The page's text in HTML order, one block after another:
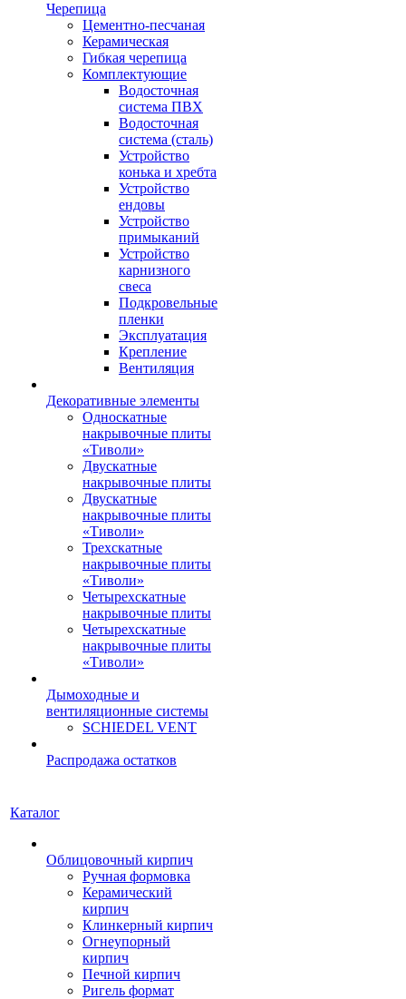
Черепица
Цементно-песчаная
Керамическая
Гибкая черепица
Комплектующие
Водосточная
система ПВХ
Водосточная
система (сталь)
Устройство
конька и хребта
Устройство
ендовы
Устройство
примыканий
Устройство
карнизного
свеса
Подкровельные
пленки
Эксплуатация
Крепление
Вентиляция
Декоративные элементы
Односкатные
накрывочные плиты
«Тиволи»
Двускатные
накрывочные плиты
Двускатные
накрывочные плиты
«Тиволи»
Трехскатные
накрывочные плиты
«Тиволи»
Четырехскатные
накрывочные плиты
Четырехскатные
накрывочные плиты
«Тиволи»
Дымоходные и
вентиляционные системы
SCHIEDEL VENT
Распродажа остатков
Каталог
Облицовочный кирпич
Ручная формовка
Керамический
кирпич
Клинкерный кирпич
Огнеупорный
кирпич
Печной кирпич
Ригель формат